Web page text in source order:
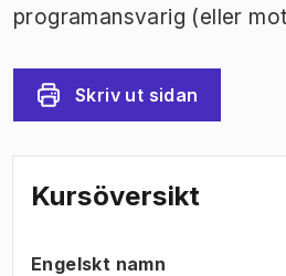
programansvarig (eller
Skriv ut sidan
Kursöversikt
Engelskt namn